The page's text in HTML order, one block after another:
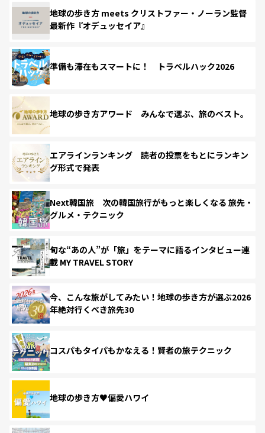
地球の歩き方 meets クリストファー・ノーラン監督
最新作『オデュッセイア』
準備も滞在もスマートに！ トラベルハック2026
地球の歩き方アワード みんなで選ぶ、旅のベスト。
エアラインランキング 読者の投票をもとにランキン
グ形式で発表
Next韓国旅 次の韓国旅行がもっと楽しくなる 旅先・
グルメ・テクニック
旬な“あの人”が「旅」をテーマに語るインタビュー連
載 MY TRAVEL STORY
今、こんな旅がしてみたい！地球の歩き方が選ぶ2026
年絶対行くべき旅先30
コスパもタイパもかなえる！賢者の旅テクニック
地球の歩き方♥偏愛ハワイ